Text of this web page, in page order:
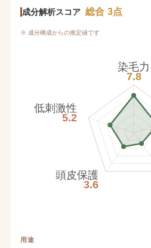
成分解析スコア 総合 3点
※ 成分構成からの推定値です
染毛力
7.8
頭皮保護
3.6
低刺激性
5.2
用途